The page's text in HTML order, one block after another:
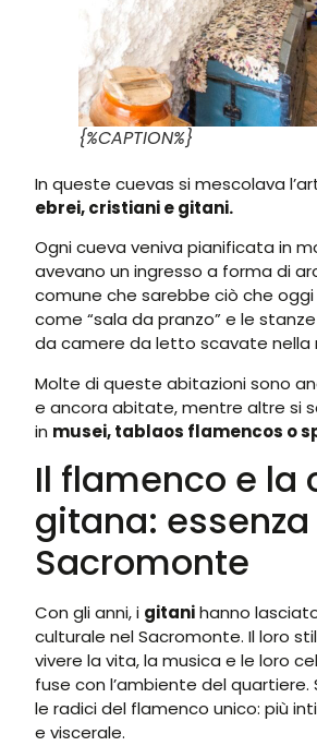
{%CAPTION%}
In queste cuevas si mescolava
ebrei, cristiani e gitani.
Ogni cueva veniva pianificata in
avevano un ingresso a forma di
comune che sarebbe ciò che
come “sala da pranzo” e le
da camere da letto scavate nella
Molte di queste abitazioni sono
e ancora abitate, mentre altre si
in musei, tablaos flamencos o
Il flamenco e la
gitana:
Sacromonte
Con gli anni, i gitanihanno
culturale nel Sacromonte. Il loro
vivere la vita, la musica e le loro
fuse con l’ambiente del quartiere.
le radici del flamenco unico: più
e viscerale.